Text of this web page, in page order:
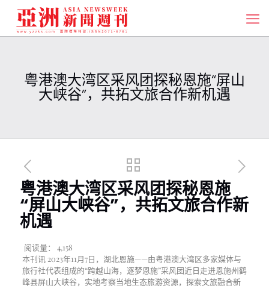
粤港澳大湾区采风团探秘恩施“屏山
大峡谷”，共拓文旅合作新机遇
粤港澳大湾区采风团探秘恩施
“屏山大峡谷”，共拓文旅合作新
机遇
阅读量：
4,158
本刊讯 2023年11月7日，湖北恩施——由粤港澳大湾区多家媒体与
旅行社代表组成的“跨越山海，逐梦恩施”采风团近日走进恩施州鹤
峰县屏山大峡谷，实地考察当地生态旅游资源，探索文旅融合新